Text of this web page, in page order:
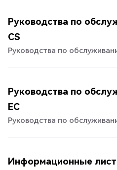
Руководства по
CS
Руководства по
Руководства по
EC
Руководства по
Информационные